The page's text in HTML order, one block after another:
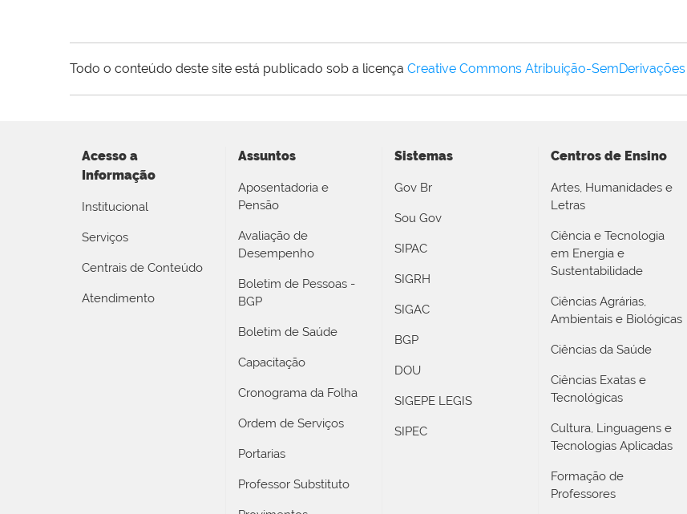
Todo o conteúdo deste site está publicado sob a licença Creative Commons Atribuição-
Acesso a
Informação
Institucional
Serviços
Centrais de Conteúdo
Atendimento
Assuntos
Aposentadoria e
Pensão
Avaliação de
Desempenho
Boletim de Pessoas -
BGP
Boletim de Saúde
Capacitação
Cronograma da Folha
Ordem de Serviços
Portarias
Professor Substituto
Sistemas
Gov Br
Sou Gov
SIPAC
SIGRH
SIGAC
BGP
DOU
SIGEPE LEGIS
SIPEC
Centros de Ensino
Artes, Humanidades e
Letras
Ciência e Tecnologia
em Energia e
Sustentabilidade
Ciências Agrárias,
Ambientais e Biológicas
Ciências da Saúde
Ciências Exatas e
Tecnológicas
Cultura, Linguagens e
Tecnologias Aplicadas
Formação de
Professores